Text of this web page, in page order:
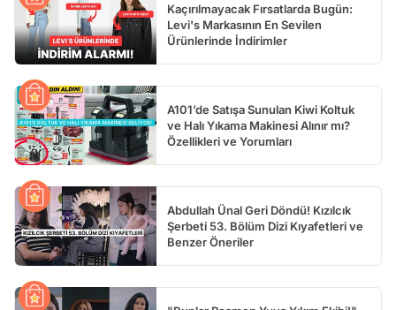
Kaçırılmayacak Fırsatlarda Bugün:
Levi's Markasının En Sevilen
Ürünlerinde İndirimler
A101’de Satışa Sunulan Kiwi Koltuk
ve Halı Yıkama Makinesi Alınır mı?
Özellikleri ve Yorumları
Abdullah Ünal Geri Döndü! Kızılcık
Şerbeti 53. Bölüm Dizi Kıyafetleri ve
Benzer Öneriler